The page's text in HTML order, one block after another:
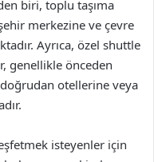
biri, toplu taşıma
merkezine ve çevre
Ayrıca, özel shuttle
genellikle önceden
otellerine veya
isteyenler için